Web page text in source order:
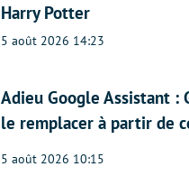
Harry Potter
5 août 2026 14:23
Adieu Google Assistant :
le remplacer à partir de
5 août 2026 10:15